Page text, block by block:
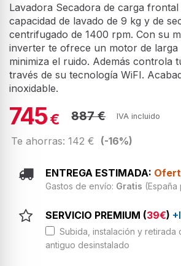
Lavadora Secadora de carga
capacidad de lavado de 9 kg y de
centrifugado de 1400 rpm. Con su
inverter te ofrece un motor de larga
minimiza el ruido. Además controla
través de su tecnología WiFI.
inoxidable.
745€ 887 € IVA incluido
Te ahorras: 142 € (-16%)
ENTREGA ESTIMADA:
Gastos de envío: Gratis (España
SERVICIO PREMIUM (39€)
Subida, instalación y
antiguo desinstalado